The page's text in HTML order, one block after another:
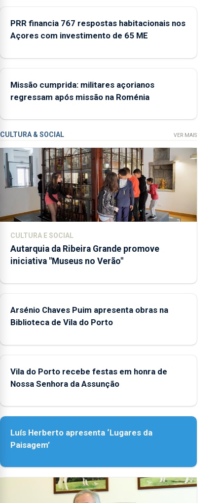
integrados na
Rede Municipal de
sábados durante o
entre as 14h00 e
as 18h00.
PRR financia 767 respostas habitacionais nos
Açores com investimento de 65 ME
Missão cumprida: militares açorianos
regressam após missão na Roménia
CULTURA & SOCIAL VER MAIS
CULTURA E SOCIAL
Autarquia da Ribeira Grande promove
iniciativa "Museus no Verão"
Arsénio Chaves Puim apresenta obras na
Biblioteca de Vila do Porto
Vila do Porto recebe festas em honra de
Nossa Senhora da Assunção
Luís Herberto apresenta ‘Lugares da
Paisagem’